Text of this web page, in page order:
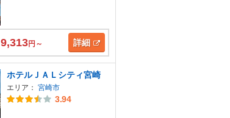
9,313円～ 詳細
ホテルＪＡＬシティ宮崎
エリア： 宮崎市
3.94